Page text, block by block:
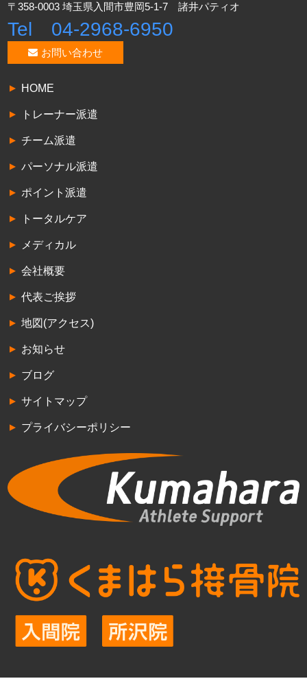
〒358-0003 埼玉県入間市豊岡5-1-7 諸井パティオ
Tel 04-2968-6950
お問い合わせ
HOME
トレーナー派遣
チーム派遣
パーソナル派遣
ポイント派遣
トータルケア
メディカル
会社概要
代表ご挨拶
地図(アクセス)
お知らせ
ブログ
サイトマップ
プライバシーポリシー